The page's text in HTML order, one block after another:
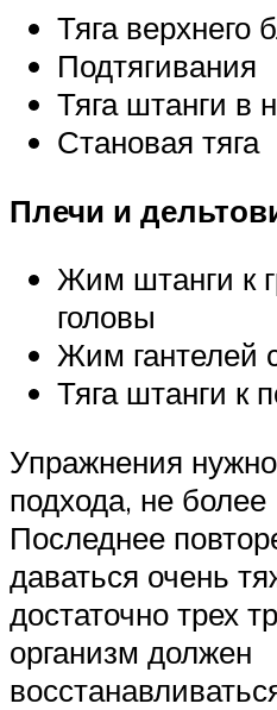
Тяга верхнего
Подтягивания
Тяга штанги в
Становая тяга
Плечи и
Жим штанги к
головы
Жим гантелей
Тяга штанги к
Упражнения
подхода, не
Последнее
даваться очень
достаточно трех
организм должен